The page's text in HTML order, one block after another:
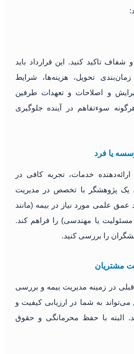
شفاف تاکید کنید. این قرارداد باید
تحویل، هزینه‌ها، شرایط
و اصلاحات و تعهدات طرفین
سوءتفاهم در آینده جلوگیری
خدمات، تجربه کافی در
یک پژوهشگر با تخصص در مدیریت
علمی مورد نیاز در بیمه (مانند
مسئولیت یا مهندسی) را فراهم کند.
را بررسی کنید.
در زمینه مدیریت بیمه و بررسی
به شما در ارزیابی کیفیت و
البته با حفظ محرمانگی و حقوق